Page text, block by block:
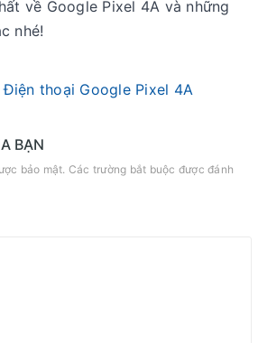
về Google Pixel 4A và những
nhé!
Điện thoại Google Pixel 4A
BẠN
bảo mật. Các trường bắt buộc được đánh